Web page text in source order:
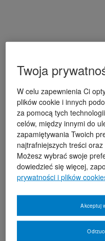
Twoja
W celu zapewnienia Ci
plików cookie i innych
za pomocą tych
celów, między innymi do
zapamiętywania Twoich
najtrafniejszych treści
Możesz wybrać swoje
dowiedzieć się więcej,
prywatności i plików
Akceptuj